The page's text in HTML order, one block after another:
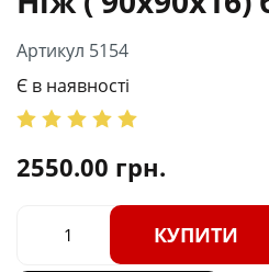
Артикул 5154
Є в наявності
2550.00 грн.
КУПИТИ